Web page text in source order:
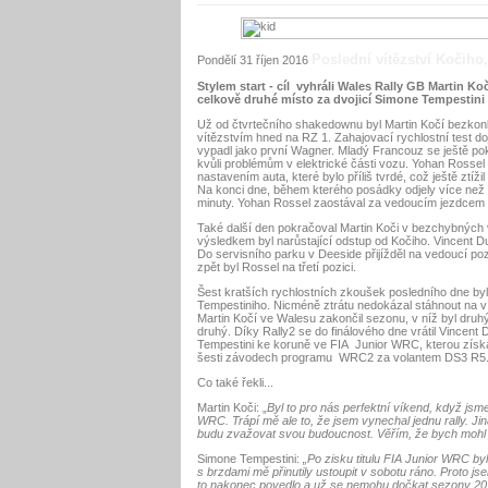
Pondělí 31 říjen 2016
Stylem start - cíl vyhráli Wales Rally GB Martin
celkově druhé místo za dvojicí Simone
Už od čtvrtečního shakedownu byl Martin Kočí
vítězstvím hned na RZ 1. Zahajovací rychlostní test
vypadl jako první Wagner. Mladý Francouz se ještě
kvůli problémům v elektrické části vozu. Yohan
nastavením auta, které bylo příliš tvrdé, což ještě
Na konci dne, během kterého posádky odjely více
minuty. Yohan Rossel zaostával za vedoucím
Také další den pokračoval Martin Koči v
výsledkem byl narůstající odstup od Kočiho. Vincent
Do servisního parku v Deeside přijížděl na vedoucí
zpět byl Rossel na třetí pozici.
Šest kratších rychlostních zkoušek posledního dne
Tempestiniho. Nicméně ztrátu nedokázal stáhnout na
Martin Kočí ve Walesu zakončil sezonu, v níž byl
druhý. Díky Rally2 se do finálového dne vrátil Vincent
Tempestini ke koruně ve FIA Junior WRC, kterou
šesti závodech programu WRC2 za volantem DS3 R5.
Co také řekli...
Martin Koči: „ Byl to pro nás perfektní víkend, když
WRC. Trápí mě ale to, že jsem vynechal jednu rally.
budu zvažovat svou budoucnost. Věřím, že bych
Simone Tempestini:
„Po zisku titulu FIA Junior WRC
s brzdami mě přinutily ustoupit v sobotu ráno. Proto
to nakonec povedlo a už se nemohu dočkat sezony